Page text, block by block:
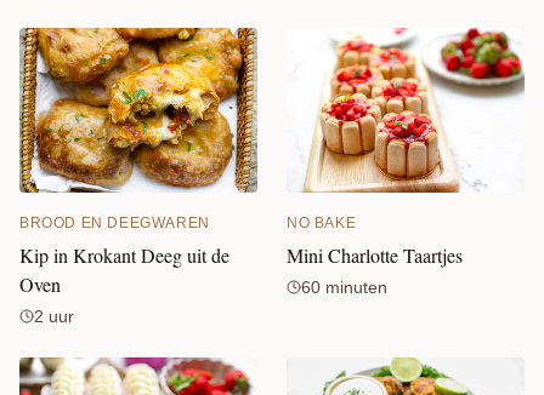
BROOD EN DEEGWAREN
Kip in Krokant Deeg uit de
Oven
2 uur
NO BAKE
Mini Charlotte Taartjes
60 minuten